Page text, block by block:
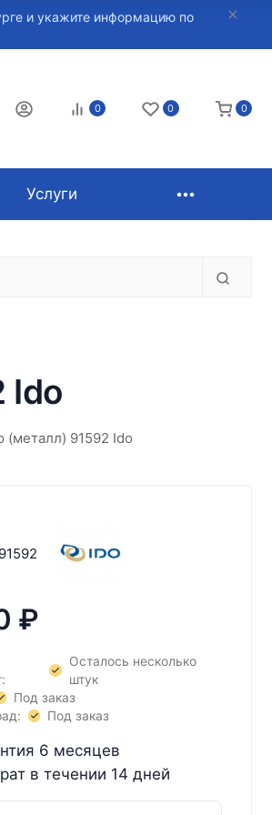
и укажите информацию по
0 0 0
Услуги
Ido
91592 Ido
91592
₽
Осталось несколько
штук
Под заказ
Под заказ
6 месяцев
в течении 14 дней